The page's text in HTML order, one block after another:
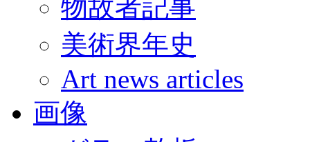
物故者記事
美術界年史
Art news articles
画像